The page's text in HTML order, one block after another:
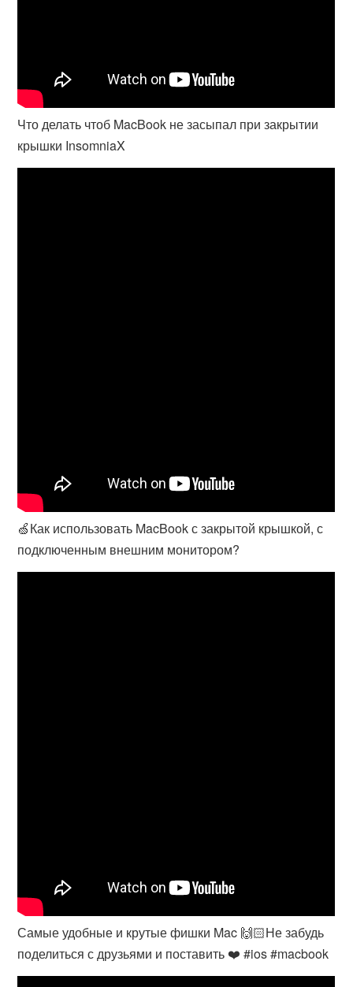
Что делать чтоб MacBook не засыпал при закрытии
крышки InsomniaX
🍏Как использовать MacBook с закрытой крышкой, с
подключенным внешним монитором?
Самые удобные и крутые фишки Mac 🙌🏻Не забудь
поделиться с друзьями и поставить ❤️ #ios #macbook